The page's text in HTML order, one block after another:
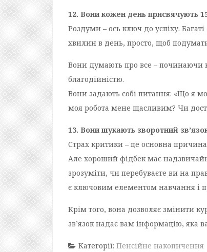
12. Вони кожен день присвячують
Роздуми – ось ключ до успіху.
хвилин в день, просто, щоб
Вони думають про все – починаючи
благодійністю.
Вони задають собі питання: «Що я
моя робота мене щасливим? Чи
13. Вони шукають зворотний
Страх критики – це основна
Але хороший фідбек має
зрозуміти, чи перебуваєте ви на
є ключовим елементом навчання і
Крім того, вона дозволяє змінити
зв’язок надає вам інформацію, яка
Категорії: Пенсійне накопичення